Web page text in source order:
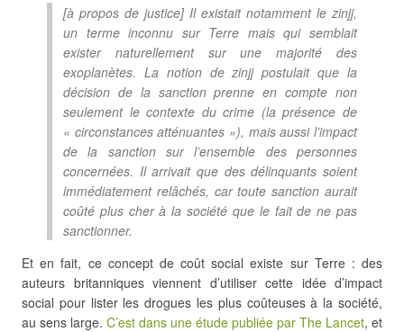
[à propos de justice] Il existait notamment le zinjj,
un terme inconnu sur Terre mais qui semblait
exister naturellement sur une majorité des
exoplanètes. La notion de zinjj postulait que la
décision de la sanction prenne en compte non
seulement le contexte du crime (la présence de
« circonstances atténuantes »), mais aussi l’impact
de la sanction sur l’ensemble des personnes
concernées. Il arrivait que des délinquants soient
immédiatement relâchés, car toute sanction aurait
coûté plus cher à la société que le fait de ne pas
sanctionner.
Et en fait, ce concept de coût social existe sur Terre : des
auteurs britanniques viennent d’utiliser cette idée d’impact
social pour lister les drogues les plus coûteuses à la société,
au sens large. C’est dans une étude publiée par The Lancet, et